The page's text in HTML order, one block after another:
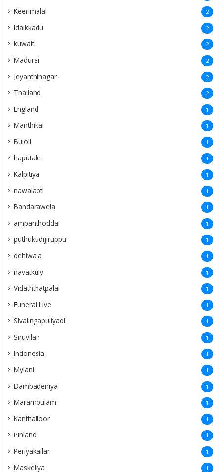
Keerimalai 2
Idaikkadu 2
kuwait 2
Madurai 2
Jeyanthinagar 2
Thailand 2
England 1
Manthikai 1
Buloli 1
haputale 1
Kalpitiya 1
nawalapti 1
Bandarawela 1
ampanthoddai 1
puthukudijiruppu 1
dehiwala 1
navatkuly 1
Vidaththatpalai 1
Funeral Live 1
Sivalingapuliyadi 1
Siruvilan 1
Indonesia 1
Mylani 1
Dambadeniya 1
Marampulam 1
Kanthalloor 1
Pinland 1
Periyakallar 1
Maskeliya 1